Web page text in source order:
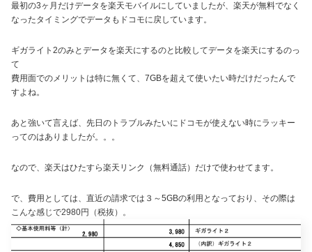
最初の3ヶ月だけデータを楽天モバイルにしていましたが、楽天が無料でなく
なったタイミングでデータもドコモに戻しています。
ギガライト2のみとデータを楽天にするのと比較してデータを楽天にするのっ
て
費用面でのメリットは特に無くて、7GBを超えて使いたい時だけだったんで
すよね。
あと強いて言えば、先日のトラブルみたいにドコモが使えない時にラッキー
ってのはありましたが。。。
なので、楽天はひたすら楽天リンク（無料通話）だけで使わせてます。
で、費用としては、直近の請求では３～5GBの利用となっており、その際は
こんな感じで2980円（税抜）。